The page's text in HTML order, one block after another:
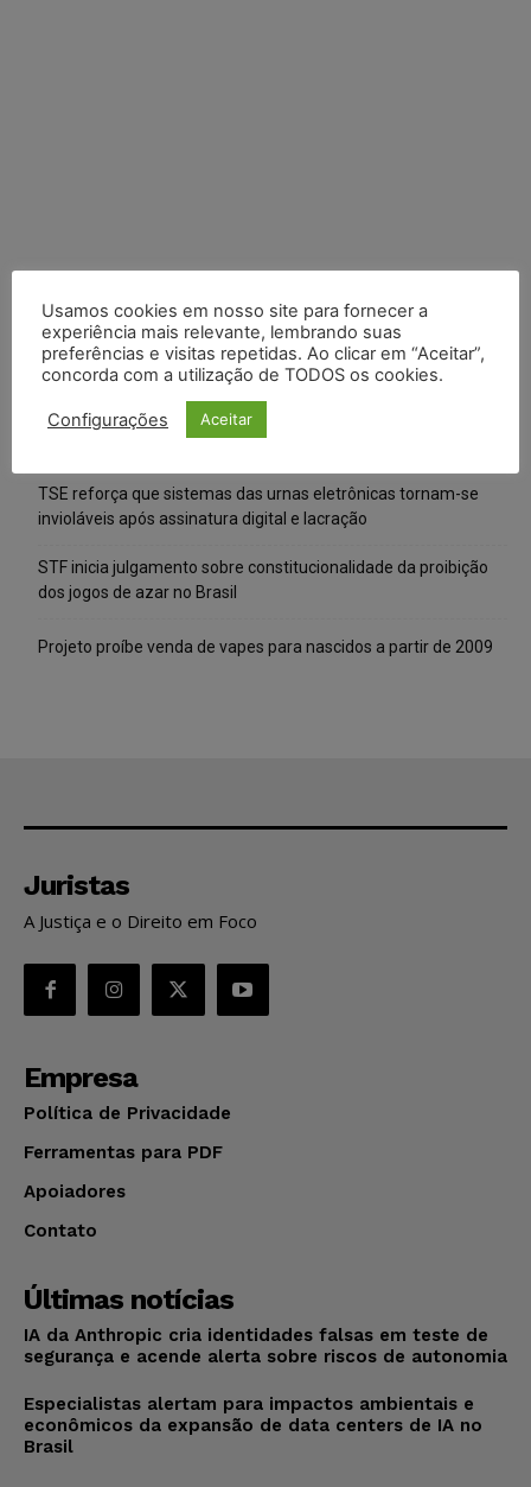
Posts Recentes
IA da Anthropic cria identidades falsas em teste de segurança
e acende alerta sobre riscos de autonomia
Especialistas alertam para impactos ambientais e econômicos
da expansão de data centers de IA no Brasil
TSE reforça que sistemas das urnas eletrônicas tornam-se
invioláveis após assinatura digital e lacração
STF inicia julgamento sobre constitucionalidade da proibição
dos jogos de azar no Brasil
Projeto proíbe venda de vapes para nascidos a partir de 2009
Juristas
A Justiça e o Direito em Foco
Empresa
Política de Privacidade
Ferramentas para PDF
Apoiadores
Contato
Últimas notícias
IA da Anthropic cria identidades falsas em teste de
segurança e acende alerta sobre riscos de autonomia
Especialistas alertam para impactos ambientais e
econômicos da expansão de data centers de IA no
Brasil
Usamos cookies em nosso site para fornecer a
experiência mais relevante, lembrando suas
preferências e visitas repetidas. Ao clicar em “Aceitar”,
concorda com a utilização de TODOS os cookies.
Configurações Aceitar